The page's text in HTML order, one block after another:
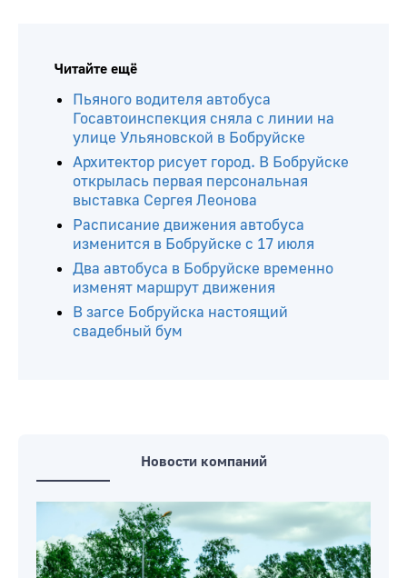
Читайте ещё
Пьяного водителя автобуса
Госавтоинспекция сняла с линии на
улице Ульяновской в Бобруйске
Архитектор рисует город. В Бобруйске
открылась первая персональная
выставка Сергея Леонова
Расписание движения автобуса
изменится в Бобруйске с 17 июля
Два автобуса в Бобруйске временно
изменят маршрут движения
В загсе Бобруйска настоящий
свадебный бум
Новости компаний